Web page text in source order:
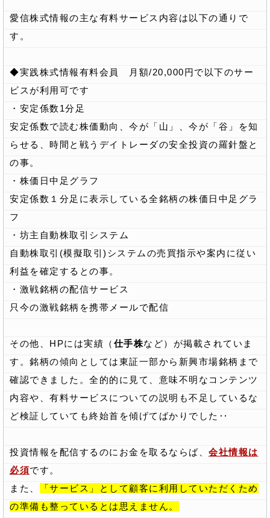
愛信株式情報の主な有料サービス内容は以下の通りで
す。
◆実践株式情報有料会員 月額/20,000円で以下のサー
ビスが利用可です
・安定係数1分足
安定係数で読む株価動向、今が「山」、今が「谷」を知
らせる、時間と戦うデイトレーダの安全投資の羅針盤と
の事。
・株価日中足グラフ
安定係数１分足に表示している全銘柄の株価日中足グラ
フ
・坊主自動株取引システム
自動株取引(模擬取引)システムの売買指示や案内に従い
利益を確定するとの事。
・激戦銘柄の配信サービス
只今の激戦銘柄を携帯メールで配信
その他、HPには実績（ 仕手株など）が掲載されていま
す。銘柄の傾向としては東証一部から新興市場銘柄まで
確認できました。全的的に見て、意味不明なコンテンツ
内容や、有料サービスについての説明も不足しているな
ど検証していても終始首を傾げてばかりでした‥
投資情報を配信するのにお金を取るならば、 会社情報は
必須です。
また、
「サービス」として顧客に利用していただくため
の準備も整っているとは思えません。